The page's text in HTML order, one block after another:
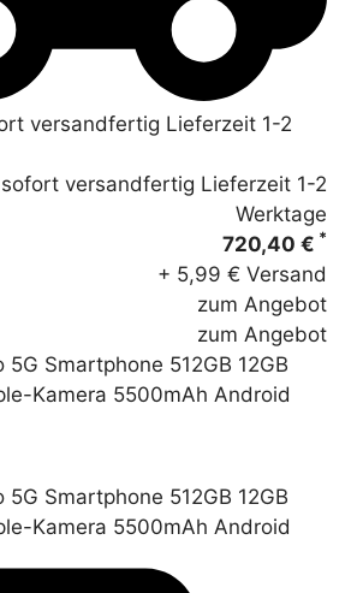
versandfertig Lieferzeit 1-2
versandfertig Lieferzeit 1-2
Werktage
720,40 € *
+ 5,99 € Versand
zum Angebot
zum Angebot
5G Smartphone 512GB 12GB
Kamera 5500mAh Android
5G Smartphone 512GB 12GB
Kamera 5500mAh Android